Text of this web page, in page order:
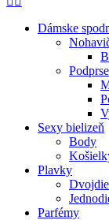
Dámske
Sexy bielizeň
Body
Plavky
Parfémy